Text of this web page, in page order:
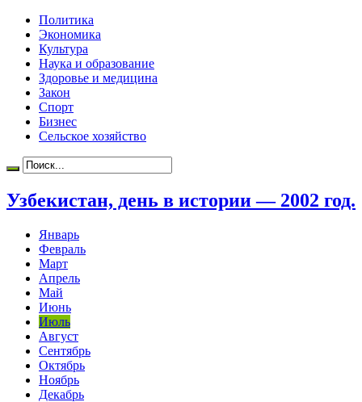
Политика
Экономика
Культура
Наука и образование
Здоровье и медицина
Закон
Спорт
Бизнес
Сельское хозяйство
Узбекистан, день в истории — 2002 год.
Январь
Февраль
Март
Апрель
Май
Июнь
Июль
Август
Сентябрь
Октябрь
Ноябрь
Декабрь